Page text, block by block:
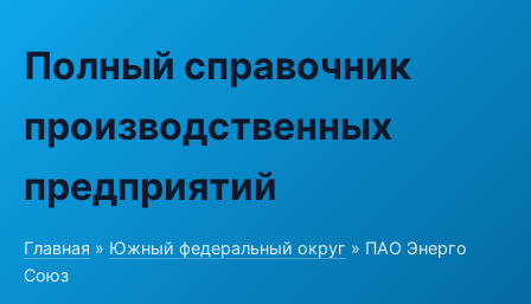
Полный справочник
производственных
предприятий
Главная » Южный федеральный округ » ПАО Энерго
Союз